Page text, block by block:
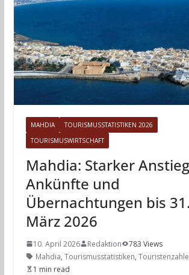
MAHDIA
TOURISMUSSTATISTIKEN 2026
TOURISMUSWIRTSCHAFT
Mahdia: Starker
Ankünfte und
Übernachtungen bis 31.
März 2026
10. April 2026 Redaktion
783 Views
Mahdia, Tourismusstatistiken,
1 min read